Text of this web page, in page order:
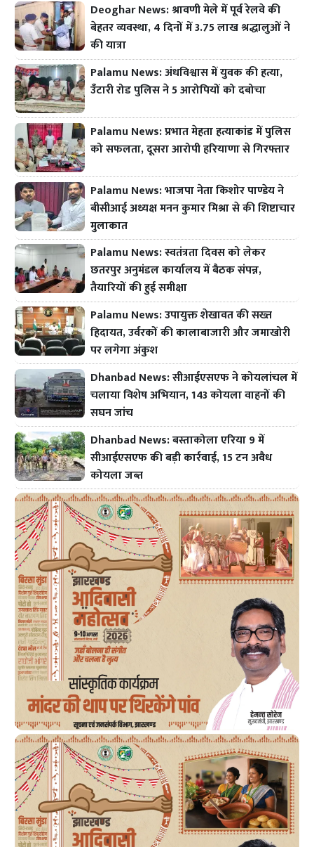
Deoghar News: श्रावणी मेले में पूर्व रेलवे की
बेहतर व्यवस्था, 4 दिनों में 3.75 लाख श्रद्धालुओं ने
की यात्रा
Palamu News: अंधविश्वास में युवक की हत्या,
उँटारी रोड पुलिस ने 5 आरोपियों को दबोचा
Palamu News: प्रभात मेहता हत्याकांड में पुलिस
को सफलता, दूसरा आरोपी हरियाणा से गिरफ्तार
Palamu News: भाजपा नेता किशोर पाण्डेय ने
बीसीआई अध्यक्ष मनन कुमार मिश्रा से की शिष्टाचार
मुलाकात
Palamu News: स्वतंत्रता दिवस को लेकर
छतरपुर अनुमंडल कार्यालय में बैठक संपन्न,
तैयारियों की हुई समीक्षा
Palamu News: उपायुक्त शेखावत की सख्त
हिदायत, उर्वरकों की कालाबाजारी और जमाखोरी
पर लगेगा अंकुश
Dhanbad News: सीआईएसएफ ने कोयलांचल में
चलाया विशेष अभियान, 143 कोयला वाहनों की
सघन जांच
Dhanbad News: बस्ताकोला एरिया 9 में
सीआईएसएफ की बड़ी कार्रवाई, 15 टन अवैध
कोयला जब्त